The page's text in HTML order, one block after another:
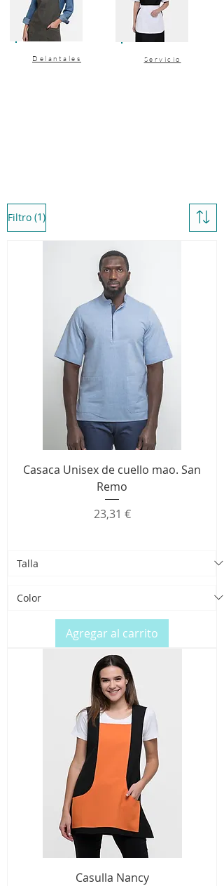
Delantales Servicio
Filtro (1)
Casaca Unisex de cuello mao. San
Remo
Precio
23,31 €
Agregar al carrito
Casulla Nancy